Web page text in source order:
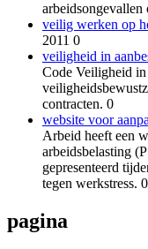
arbeidsongevallen
veilig werken op
2011 0
veiligheid in
Code Veiligheid
contracten. 0
website voor
Arbeid heeft een
arbeidsbelasting
gepresenteerd
tegen werkstress. 0
pagina